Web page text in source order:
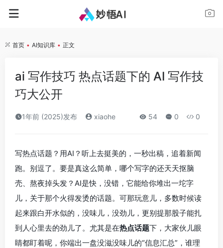
首页 • AI知识库 • 正文
ai 写作技巧 热点话题下的 AI 写作技
巧大公开
1年前 (2025)发布 xiaohe 54 0 0
写热点话题？用AI？听上去挺美的，一秒出稿，追着新闻
跑。别逗了。要是真这么简单，哪个写字的还天天抠脑
壳、熬夜掉头发？AI是快，没错，它能给你堆出一坨字
儿，关于那个火得发烫的话题。可那玩意儿，多数时候读
起来跟白开水似的，没味儿，没劲儿，更别提那股子能扎
到人心里去的劲儿了。尤其是在热点话题下，大家伙儿眼
睛都盯着呢，你端出一盘没滋没味儿的“信息汇总”，谁理